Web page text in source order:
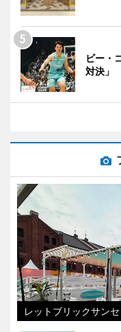
ビー・
対決」
レットブリックサン